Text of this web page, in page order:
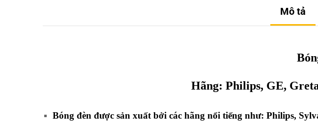
Mô tả
Hãng: Philips, GE,
Bóng đèn được sản xuất bởi các hãng nổi tiếng như: Philips,